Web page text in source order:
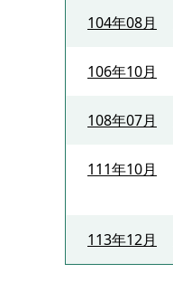
104年08月
106年10月
108年07月
111年10月
113年12月